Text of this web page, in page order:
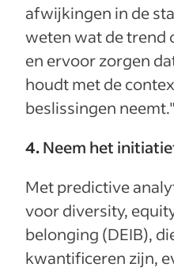
afwijkingen in de
weten wat de trend
en ervoor zorgen
houdt met de
beslissingen neemt."
4.Neem het
Met predictive
voor diversity,
belonging (DEIB),
kwantificeren zijn,